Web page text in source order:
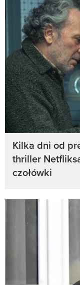
Kilka dni od
thriller
czołówki